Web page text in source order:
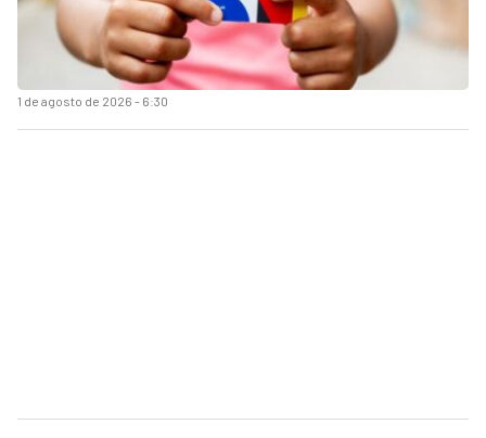
1 de agosto de 2026 - 6:30